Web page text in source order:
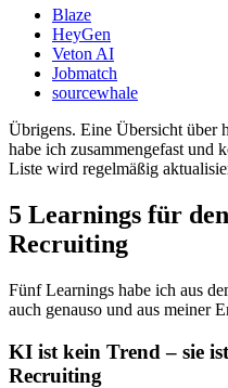
Blaze
HeyGen
Veton AI
Jobmatch
sourcewhale
Übrigens. Eine Übersicht über
habe ich zusammengefast und
Liste wird regelmäßig
5 Learnings für
Recruiting
Fünf Learnings habe ich aus
auch genauso und aus meiner
KI ist kein Trend – sie
Recruiting